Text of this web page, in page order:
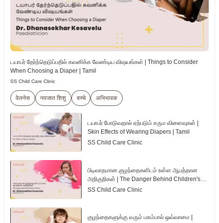
டயாபர் தேர்ந்தெடுப்பதில் கவனிக்க வேண்டிய விஷயங்கள் | Things to Consider
When Choosing a Diaper | Tamil
SS Child Care Clinic
वेलनेस नवजात शिशु बच्चे अभिभावक
டயாபர் போடுவதால் ஏற்படும் சரும விளைவுகள் |
Skin Effects of Wearing Diapers | Tamil
SS Child Care Clinic
பிடிவாதமான குழந்தைகளிடம் உள்ள ஆபத்தான
அறிகுறிகள் | The Danger Behind Children's
Tantrum | Tamil
SS Child Care Clinic
குழந்தைகளுக்கு வரும் பசும்பால் ஒவ்வாமை |